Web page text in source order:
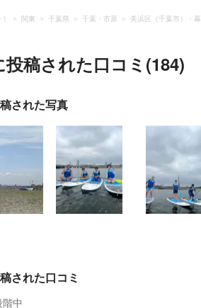
関東 千葉県 千葉・市原 美浜区（千葉市）・
投稿された口コミ(184)
された写真
された口コミ
中